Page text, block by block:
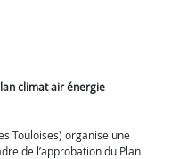
climat air énergie
Touloises) organise une
de l’approbation du Plan